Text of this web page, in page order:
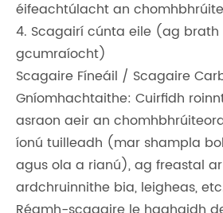
éifeachtúlacht an
4. Scagairí cúnta eile (ag brath
gcumraíocht)
Scagaire Fíneáil / Scagaire
Gníomhachtaithe: Cuirfidh
asraon aeir an
íonú tuilleadh (mar shampla
agus ola a rianú), ag freastal
ardchruinnithe bia, leigheas,